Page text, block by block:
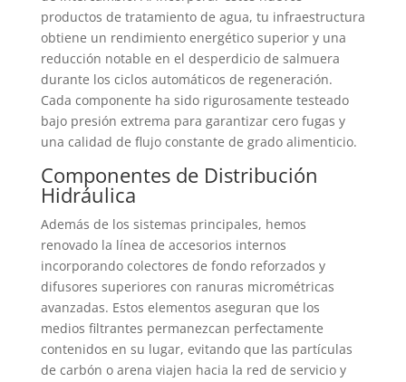
productos de tratamiento de agua, tu infraestructura
obtiene un rendimiento energético superior y una
reducción notable en el desperdicio de salmuera
durante los ciclos automáticos de regeneración.
Cada componente ha sido rigurosamente testeado
bajo presión extrema para garantizar cero fugas y
una calidad de flujo constante de grado alimenticio.
Componentes de Distribución
Hidráulica
Además de los sistemas principales, hemos
renovado la línea de accesorios internos
incorporando colectores de fondo reforzados y
difusores superiores con ranuras micrométricas
avanzadas. Estos elementos aseguran que los
medios filtrantes permanezcan perfectamente
contenidos en su lugar, evitando que las partículas
de carbón o arena viajen hacia la red de servicio y